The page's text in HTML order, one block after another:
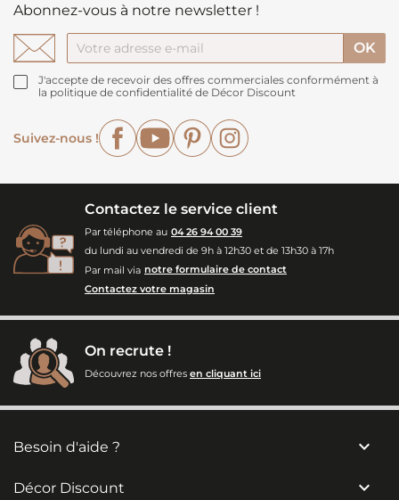
Abonnez-vous à notre newsletter !
J'accepte de recevoir des offres commerciales conformément à
la politique de confidentialité de Décor Discount
Suivez-nous !
FacebookYouTubePinterest
Contactez le service client
Par téléphone au 04 26 94 00 39
du lundi au vendredi de 9h à 12h30 et de 13h30 à 17h
Par mail via notre formulaire de contact
Contactez votre magasin
On recrute !
Découvrez nos offres en cliquant ici
Besoin d'aide ? 
Décor Discount 